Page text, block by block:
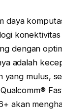
daya
dengan
adalah
yang mulus,
akan